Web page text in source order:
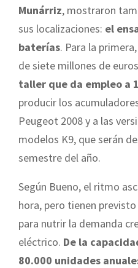
Munárriz, mostraron
sus localizaciones: el
baterías. Para la
de siete millones de
taller que da empleo a
producir los
Peugeot 2008 y a las
modelos K9, que serán
semestre del año.
Según Bueno, el ritmo
hora, pero tienen
para nutrir la demanda
eléctrico. De la
80.000 unidades